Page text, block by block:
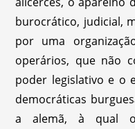
burocrático, judicial,
por uma
operários, que não
poder legislativo e o
democráticas
a alemã, à qual